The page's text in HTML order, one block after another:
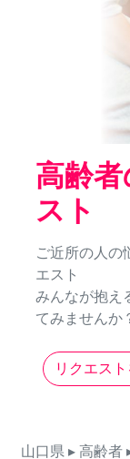
高齢
スト
ご近所の人の
エスト
みんなが抱え
てみませんか
リクエス
山口県 ▸ 高齢者